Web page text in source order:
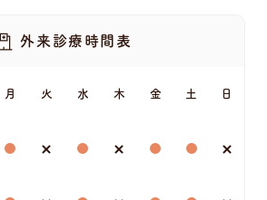
外来診療時間表
月 火 水 木 金 土 日